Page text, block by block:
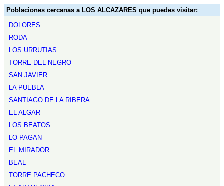
Poblaciones cercanas a LOS ALCAZARES que puedes visitar:
DOLORES
RODA
LOS URRUTIAS
TORRE DEL NEGRO
SAN JAVIER
LA PUEBLA
SANTIAGO DE LA RIBERA
EL ALGAR
LOS BEATOS
LO PAGAN
EL MIRADOR
BEAL
TORRE PACHECO